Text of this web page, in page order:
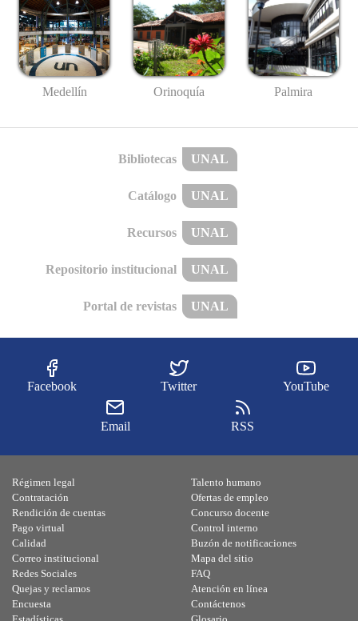
Medellín Orinoquía Palmira
Bibliotecas UNAL
Catálogo UNAL
Recursos UNAL
Repositorio institucional UNAL
Portal de revistas UNAL
Facebook Twitter YouTube
Email RSS
Régimen legal
Contratación
Rendición de cuentas
Pago virtual
Calidad
Talento humano
Ofertas de empleo
Concurso docente
Control interno
Buzón de notificaciones
Correo institucional
Redes Sociales
Quejas y reclamos
Encuesta
Mapa del sitio
FAQ
Atención en línea
Contáctenos